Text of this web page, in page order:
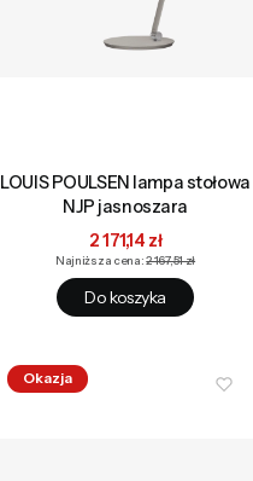
LOUIS POULSEN lampa stołowa
NJP jasnoszara
Cena promocyjna
2 171,14 zł
Najniższa cena: 2 167,51 zł
Do koszyka
Okazja